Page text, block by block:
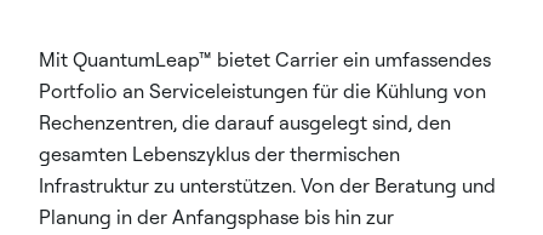
Mit QuantumLeap™ bietet Carrier ein umfassendes
Portfolio an Serviceleistungen für die Kühlung von
Rechenzentren, die darauf ausgelegt sind, den
gesamten Lebenszyklus der thermischen
Infrastruktur zu unterstützen. Von der Beratung und
Planung in der Anfangsphase bis hin zur